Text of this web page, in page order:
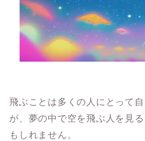
飛ぶことは多くの人にとって
が、夢の中で空を飛ぶ人を見
もしれません。